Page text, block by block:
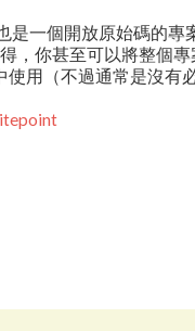
是一個開放原始碼的專
，你甚至可以將整個
使用（不過通常是沒有